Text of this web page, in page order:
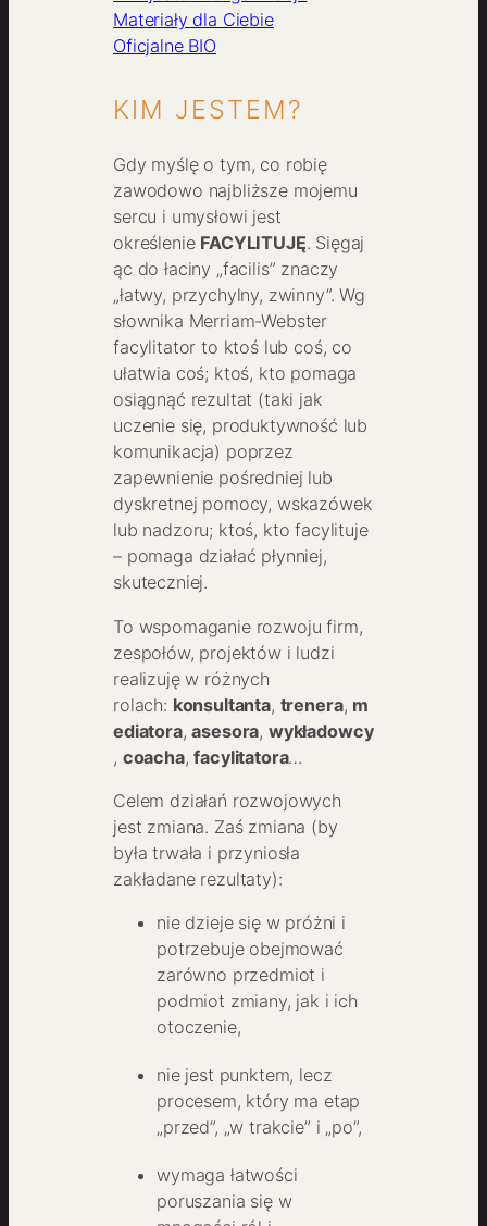
Materiały dla Ciebie
Oficjalne BIO
KIM JESTEM?
Gdy myślę o tym, co robię
zawodowo najbliższe mojemu
sercu i umysłowi jest
określenie FACYLITUJĘ. Sięgaj
ąc do łaciny „facilis” znaczy
„łatwy, przychylny, zwinny”. Wg
słownika Merriam-Webster
facylitator to ktoś lub coś, co
ułatwia coś; ktoś, kto pomaga
osiągnąć rezultat (taki jak
uczenie się, produktywność lub
komunikacja) poprzez
zapewnienie pośredniej lub
dyskretnej pomocy, wskazówek
lub nadzoru; ktoś, kto facylituje
– pomaga działać płynniej,
skuteczniej.
To wspomaganie rozwoju firm,
zespołów, projektów i ludzi
realizuję w różnych
rolach: konsultanta, trenera, m
ediatora,asesora, wykładowcy
, coacha,facylitatora…
Celem działań rozwojowych
jest zmiana. Zaś zmiana (by
była trwała i przyniosła
zakładane rezultaty):
nie dzieje się w próżni i
potrzebuje obejmować
zarówno przedmiot i
podmiot zmiany, jak i ich
otoczenie,
nie jest punktem, lecz
procesem, który ma etap
„przed”, „w trakcie” i „po”,
wymaga łatwości
poruszania się w